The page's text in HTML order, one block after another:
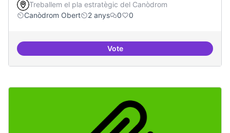
Treballem el pla estratègic del Canòdrom
Canòdrom Obert
2 anys 0 0
VoteBar obert i dinamitzat